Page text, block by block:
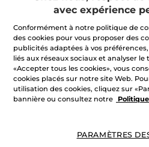
les
Set
brume
parfumée
Quantité
AJOUTER
Livraison à partir du12/08
Satisfait ou remboursé
avec expérience
Conformément à notre politique de
des cookies pour vous proposer des
publicités adaptées à vos
liés aux réseaux sociaux et analyser
«Accepter tous les cookies», vous
cookies placés sur notre site Web.
utilisation des cookies, cliquez sur
bannière ou consultez notre
PARAMÈTRES